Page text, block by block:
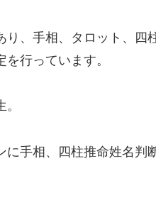
、手相、タロット、四
行っています。
手相、四柱推命姓名判